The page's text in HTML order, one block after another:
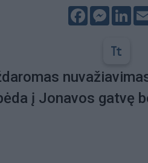
Facebook
į Jonavos gatvę